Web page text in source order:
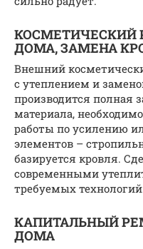
КОСМЕТИЧЕСКИЙ
ДОМА, ЗАМЕНА
Внешний
с утеплением и
производится полная
материала,
работы по усилению
элементов –
базируется кровля.
современными
требуемых
КАПИТАЛЬНЫЙ
ДОМА